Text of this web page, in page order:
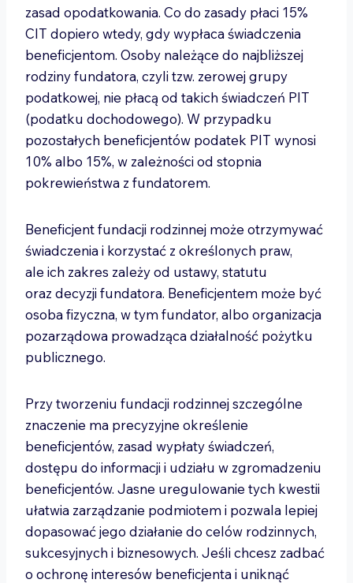
zasad opodatkowania. Co do zasady płaci 15%
CIT dopiero wtedy, gdy wypłaca świadczenia
beneficjentom. Osoby należące do najbliższej
rodziny fundatora, czyli tzw. zerowej grupy
podatkowej, nie płacą od takich świadczeń PIT
(podatku dochodowego). W przypadku
pozostałych beneficjentów podatek PIT wynosi
10% albo 15%, w zależności od stopnia
pokrewieństwa z fundatorem.
Beneficjent fundacji rodzinnej może otrzymywać
świadczenia i korzystać z określonych praw,
ale ich zakres zależy od ustawy, statutu
oraz decyzji fundatora. Beneficjentem może być
osoba fizyczna, w tym fundator, albo organizacja
pozarządowa prowadząca działalność pożytku
publicznego.
Przy tworzeniu fundacji rodzinnej szczególne
znaczenie ma precyzyjne określenie
beneficjentów, zasad wypłaty świadczeń,
dostępu do informacji i udziału w zgromadzeniu
beneficjentów. Jasne uregulowanie tych kwestii
ułatwia zarządzanie podmiotem i pozwala lepiej
dopasować jego działanie do celów rodzinnych,
sukcesyjnych i biznesowych. Jeśli chcesz zadbać
o ochronę interesów beneficjenta i uniknąć